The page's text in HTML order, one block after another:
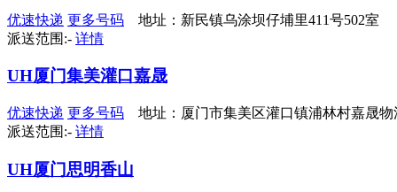
优速快递 更多号码 地址：新民镇乌涂坝仔埔里411号502室
派送范围:- 详情
UH厦门集美灌口嘉晟
优速快递 更多号码 地址：厦门市集美区灌口镇浦林村嘉晟物
派送范围:- 详情
UH厦门思明香山